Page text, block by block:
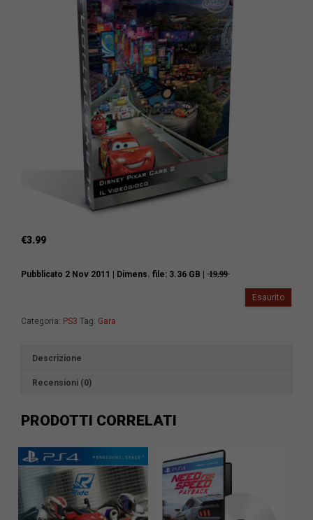
€3.99
Pubblicato 2 Nov 2011 | Dimens. file: 3.36 GB | ̶1̶9̶.̶9̶9̶
Esaurito
Categoria: PS3 Tag: Gara
Descrizione
Recensioni (0)
PRODOTTI CORRELATI